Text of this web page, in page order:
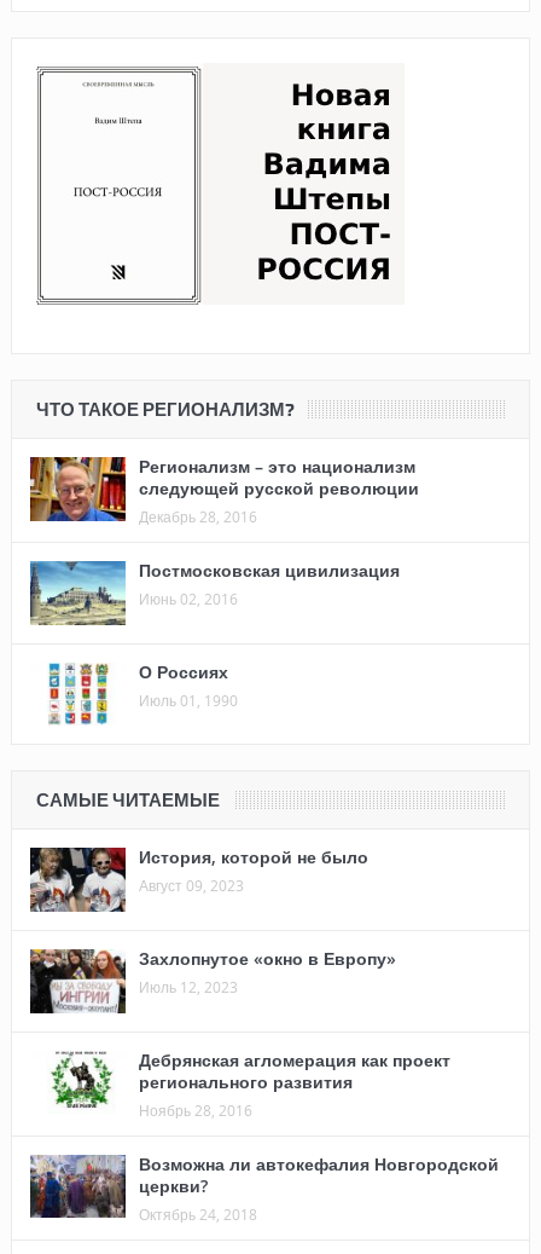
ЧТО ТАКОЕ РЕГИОНАЛИЗМ?
Регионализм – это национализм
следующей русской революции
Декабрь 28, 2016
Постмосковская цивилизация
Июнь 02, 2016
О Россиях
Июль 01, 1990
САМЫЕ ЧИТАЕМЫЕ
История, которой не было
Август 09, 2023
Захлопнутое «окно в Европу»
Июль 12, 2023
Дебрянская агломерация как проект
регионального развития
Ноябрь 28, 2016
Возможна ли автокефалия Новгородской
церкви?
Октябрь 24, 2018